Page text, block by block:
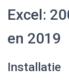
Excel:
en 2019
Installatie